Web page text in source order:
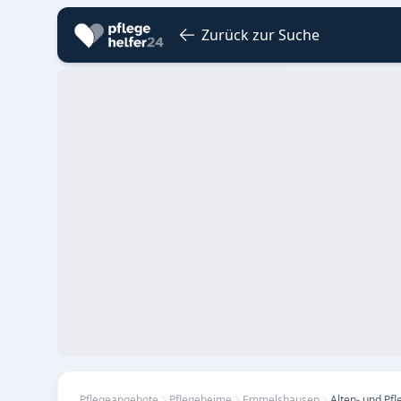
Zurück zur Suche